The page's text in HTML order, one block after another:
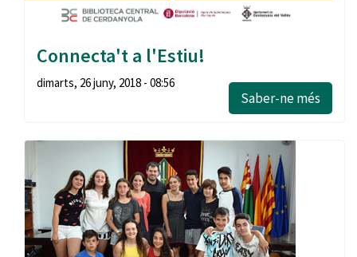
Connecta't a l'Estiu!
dimarts, 26 juny, 2018 - 08:56
Saber-ne més